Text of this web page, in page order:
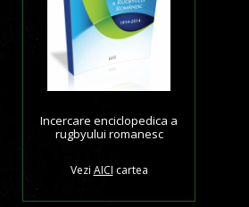
Incercare enciclopedica a
rugbyului romanesc
Vezi AICI cartea